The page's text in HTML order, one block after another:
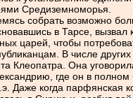
Средиземноморья.
собрать возможно
в Тарсе, вызвал
царей, чтобы
В числе
Клеопатра. Она
где он в полном
Даже когда парфянская